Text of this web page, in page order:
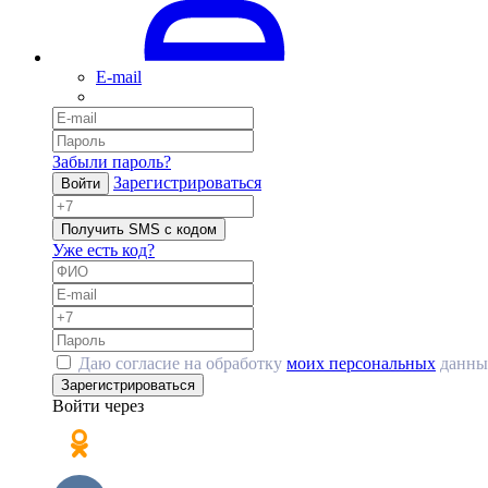
E-mail
Забыли пароль?
Войти Зарегистрироваться
Получить SMS с кодом
Уже есть код?
Даю согласие на обработку моих персональных
Зарегистрироваться
Войти через